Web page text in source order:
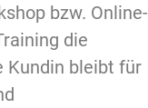
bzw. Online-
die
Kundin bleibt für